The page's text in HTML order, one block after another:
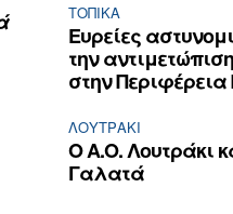
ΤΟΠΙΚΑ
Ευρείες
την
στην
ΛΟΥΤΡΆΚΙ
Ο Α.Ο. Λουτράκι
Γαλατά